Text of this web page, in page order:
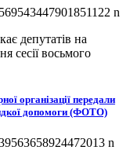
депутатів на
сесії восьмого
організації передали
допомоги (ФОТО)